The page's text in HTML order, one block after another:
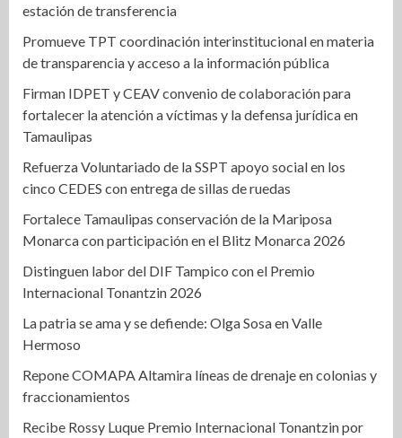
estación de transferencia
Promueve TPT coordinación interinstitucional en materia
de transparencia y acceso a la información pública
Firman IDPET y CEAV convenio de colaboración para
fortalecer la atención a víctimas y la defensa jurídica en
Tamaulipas
Refuerza Voluntariado de la SSPT apoyo social en los
cinco CEDES con entrega de sillas de ruedas
Fortalece Tamaulipas conservación de la Mariposa
Monarca con participación en el Blitz Monarca 2026
Distinguen labor del DIF Tampico con el Premio
Internacional Tonantzin 2026
La patria se ama y se defiende: Olga Sosa en Valle
Hermoso
Repone COMAPA Altamira líneas de drenaje en colonias y
fraccionamientos
Recibe Rossy Luque Premio Internacional Tonantzin por